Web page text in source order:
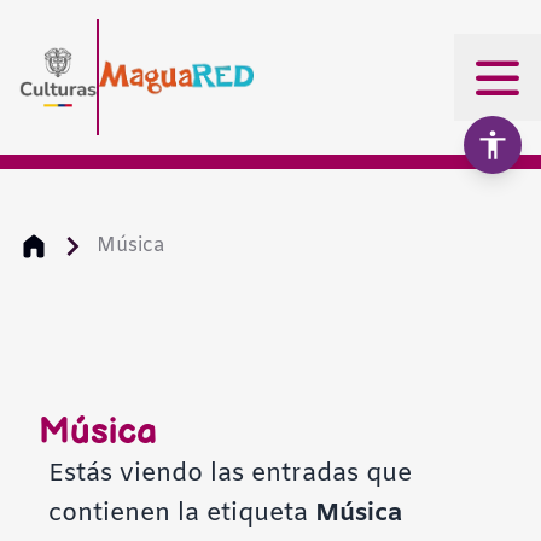
Música
Música
Estás viendo las entradas que
contienen la etiqueta Música
Alto contraste